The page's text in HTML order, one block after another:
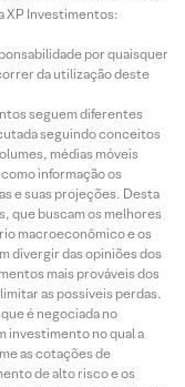
XP Investimentos:
por quaisquer
da utilização deste
seguem diferentes
seguindo conceitos
médias móveis
informação os
e suas projeções. Desta
que buscam os melhores
macroeconômico e os
divergir das opiniões dos
mais prováveis dos
as possíveis perdas.
é negociada no
investimento no qual a
as cotações de
de alto risco e os